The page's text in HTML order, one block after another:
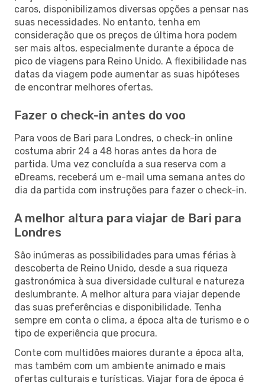
caros, disponibilizamos diversas opções a pensar nas
suas necessidades. No entanto, tenha em
consideração que os preços de última hora podem
ser mais altos, especialmente durante a época de
pico de viagens para Reino Unido. A flexibilidade nas
datas da viagem pode aumentar as suas hipóteses
de encontrar melhores ofertas.
Fazer o check-in antes do voo
Para voos de Bari para Londres, o check-in online
costuma abrir 24 a 48 horas antes da hora de
partida. Uma vez concluída a sua reserva com a
eDreams, receberá um e-mail uma semana antes do
dia da partida com instruções para fazer o check-in.
A melhor altura para viajar de Bari para
Londres
São inúmeras as possibilidades para umas férias à
descoberta de Reino Unido, desde a sua riqueza
gastronómica à sua diversidade cultural e natureza
deslumbrante. A melhor altura para viajar depende
das suas preferências e disponibilidade. Tenha
sempre em conta o clima, a época alta de turismo e o
tipo de experiência que procura.
Conte com multidões maiores durante a época alta,
mas também com um ambiente animado e mais
ofertas culturais e turísticas. Viajar fora de época é